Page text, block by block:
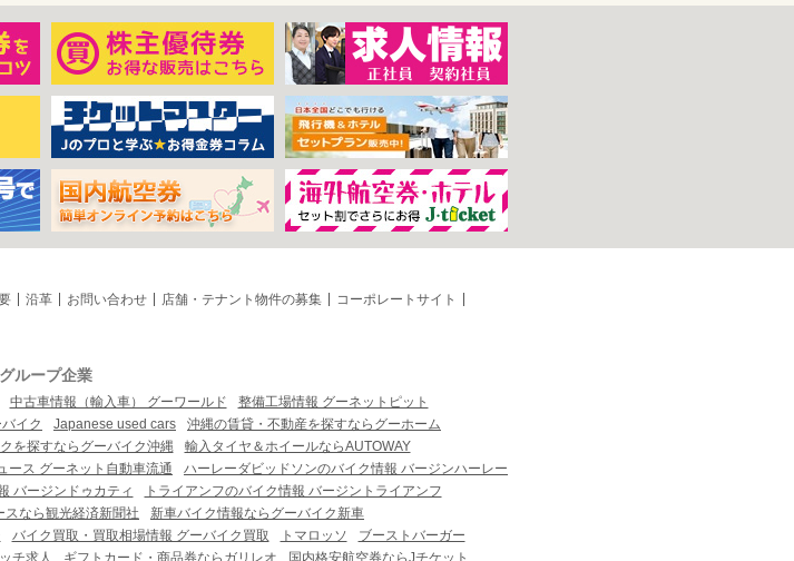
沿革 お問い合わせ 店舗・テナント物件の募集 コーポレートサイト
グループ企業
中古車情報（輸入車） グーワールド
整備工場情報 グーネットピット
イク Japanese used cars
沖縄の賃貸・不動産を探すならグーホーム
を探すならグーバイク沖縄
輸入タイヤ＆ホイールならAUTOWAY
ース グーネット自動車流通
ハーレーダビッドソンのバイク情報 バージンハーレー
バージンドゥカティ
トライアンフのバイク情報 バージントライアンフ
スなら観光経済新聞社
新車バイク情報ならグーバイク新車
バイク買取・買取相場情報 グーバイク買取 トマロッソ
ブーストバーガー